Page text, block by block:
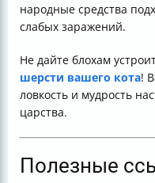
народные средства
слабых заражений.
Не дайте блохам
шерсти вашего кота!
ловкость и мудрость
царства.
Полезные